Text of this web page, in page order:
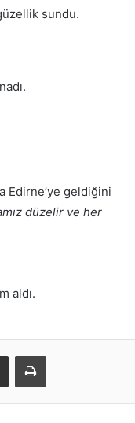
sundu.
Edirne’ye geldiğini
düzelir ve her
aldı.
E-Posta ile paylaş Yazdır